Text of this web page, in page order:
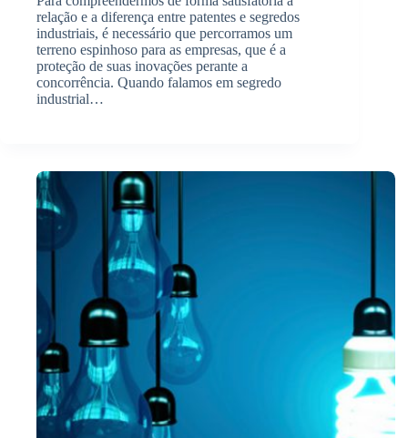
relação e a diferença entre patentes e segredos
industriais, é necessário que percorramos um
terreno espinhoso para as empresas, que é a
proteção de suas inovações perante a
concorrência. Quando falamos em segredo
industrial…